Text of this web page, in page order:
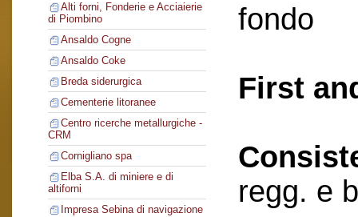
Alti forni, Fonderie e Acciaierie
di Piombino
Ansaldo Cogne
Ansaldo Coke
Breda siderurgica
Cementerie litoranee
Centro ricerche metallurgiche -
CRM
Cornigliano spa
Elba S.A. di miniere e di
altiforni
Impresa Sebina di navigazione
fondo
First
regg. e